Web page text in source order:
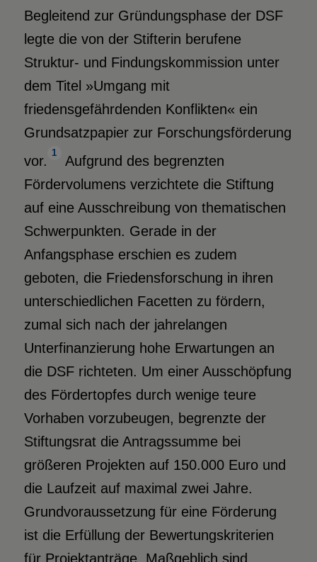
Begleitend zur Gründungsphase der DSF
legte die von der Stifterin berufene
Struktur- und Findungskommission unter
dem Titel »Umgang mit
friedensgefährdenden Konflikten« ein
Grundsatzpapier zur Forschungsförderung
vor.
1
Aufgrund des begrenzten
Fördervolumens verzichtete die Stiftung
auf eine Ausschreibung von thematischen
Schwerpunkten. Gerade in der
Anfangsphase erschien es zudem
geboten, die Friedensforschung in ihren
unterschiedlichen Facetten zu fördern,
zumal sich nach der jahrelangen
Unterfinanzierung hohe Erwartungen an
die DSF richteten. Um einer Ausschöpfung
des Fördertopfes durch wenige teure
Vorhaben vorzubeugen, begrenzte der
Stiftungsrat die Antragssumme bei
größeren Projekten auf 150.000 Euro und
die Laufzeit auf maximal zwei Jahre.
Grundvoraussetzung für eine Förderung
ist die Erfüllung der Bewertungskriterien
für Projektanträge. Maßgeblich sind